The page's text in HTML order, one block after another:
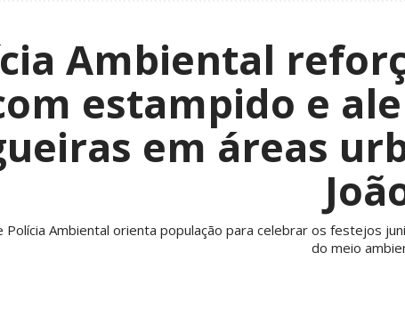
Ambiental
estampido e
em áreas
Polícia Ambiental orienta população para celebrar os festejos
do meio